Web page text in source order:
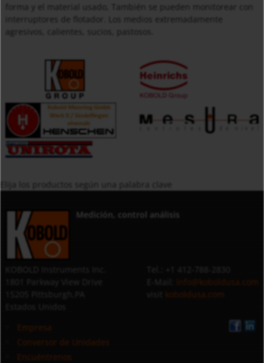
forma y el material usado, También se pueden monitorear con
interruptores de flotador. Los medios extremadamente
agresivos, calientes, sucios, pastosos.
Elija los productos según una palabra clave
Medición, control análisis
info@koboldusa.com
koboldusa.com
Empresa
Conversor de Unidades
Encuéntrenos